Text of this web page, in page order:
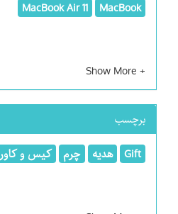
MacBook
MacBook Air 11
برچسب
Gift هدیه چرم کیس و کاور Mac